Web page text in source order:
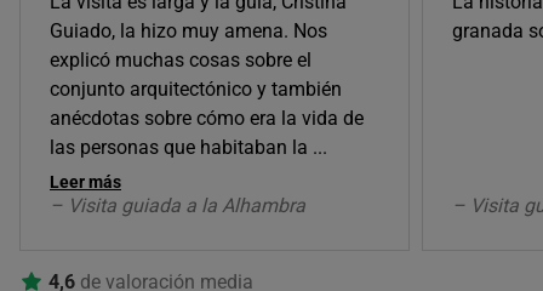
Guiado, la hizo muy amena. Nos
explicó muchas cosas sobre el
conjunto arquitectónico y también
anécdotas sobre cómo era la vida de
las personas que habitaban la ...
Leer más
– Visita guiada a la Alhambra
granada
– Visita
4,6 de valoración media